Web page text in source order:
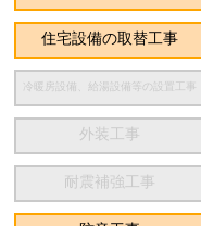
住宅設備の取替工事
冷暖房設備、給湯設備等の設置工事
外装工事
耐震補強工事